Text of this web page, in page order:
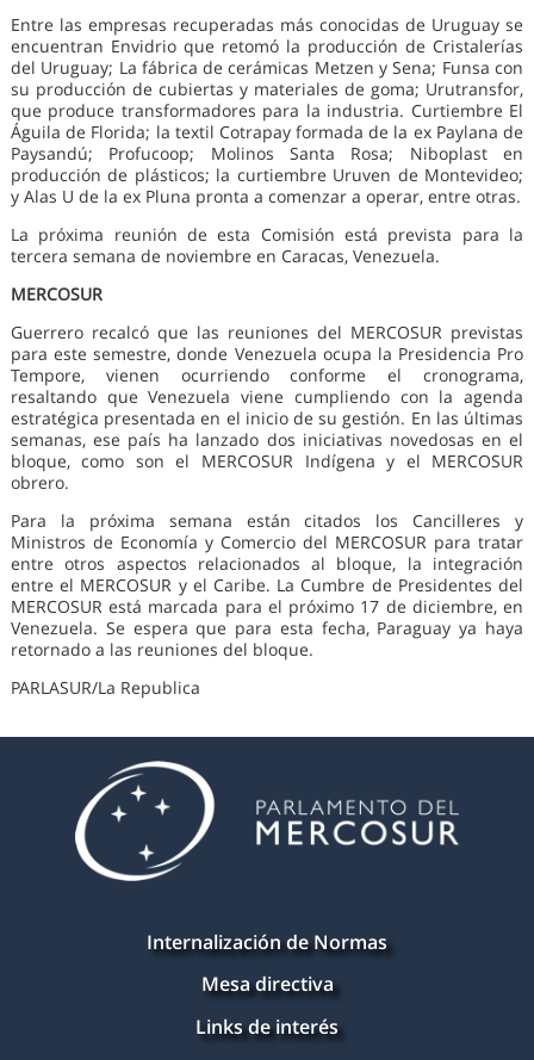
Entre las empresas recuperadas más conocidas de Uruguay se
encuentran Envidrio que retomó la producción de Cristalerías
del Uruguay; La fábrica de cerámicas Metzen y Sena; Funsa con
su producción de cubiertas y materiales de goma; Urutransfor,
que produce transformadores para la industria. Curtiembre El
Águila de Florida; la textil Cotrapay formada de la ex Paylana de
Paysandú; Profucoop; Molinos Santa Rosa; Niboplast en
producción de plásticos; la curtiembre Uruven de Montevideo;
y Alas U de la ex Pluna pronta a comenzar a operar, entre otras.
La próxima reunión de esta Comisión está prevista para la
tercera semana de noviembre en Caracas, Venezuela.
MERCOSUR
Guerrero recalcó que las reuniones del MERCOSUR previstas
para este semestre, donde Venezuela ocupa la Presidencia Pro
Tempore, vienen ocurriendo conforme el cronograma,
resaltando que Venezuela viene cumpliendo con la agenda
estratégica presentada en el inicio de su gestión. En las últimas
semanas, ese país ha lanzado dos iniciativas novedosas en el
bloque, como son el MERCOSUR Indígena y el MERCOSUR
obrero.
Para la próxima semana están citados los Cancilleres y
Ministros de Economía y Comercio del MERCOSUR para tratar
entre otros aspectos relacionados al bloque, la integración
entre el MERCOSUR y el Caribe. La Cumbre de Presidentes del
MERCOSUR está marcada para el próximo 17 de diciembre, en
Venezuela. Se espera que para esta fecha, Paraguay ya haya
retornado a las reuniones del bloque.
PARLASUR/La Republica
Internalización de Normas
Mesa directiva
Links de interés